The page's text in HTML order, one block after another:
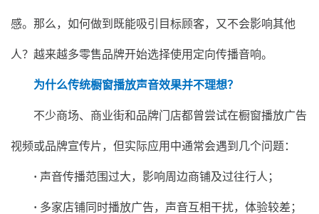
感。那么，如何做到既能吸引目标顾客，又不会影响其他
人？越来越多零售品牌开始选择使用定向传播音响。
为什么传统橱窗播放声音效果并不理想？
不少商场、商业街和品牌门店都曾尝试在橱窗播放广告
视频或品牌宣传片，但实际应用中通常会遇到几个问题：
· 声音传播范围过大，影响周边商铺及过往行人；
· 多家店铺同时播放广告，声音互相干扰，体验较差；